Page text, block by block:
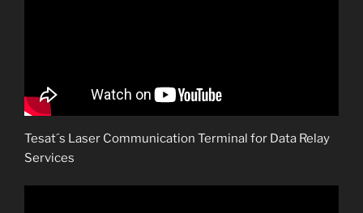
Tesat´s Laser Communication Terminal for Data Relay
Services